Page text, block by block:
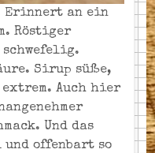
Erinnert an ein
Röstiger
Sirup süße,
Auch hier
Und das
offenbart so